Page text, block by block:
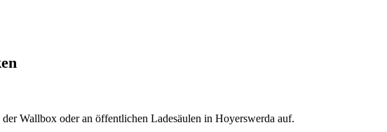
Wallbox oder an öffentlichen Ladesäulen in Hoyerswerda auf.